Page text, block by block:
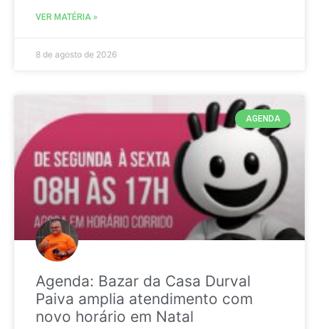
VER MATÉRIA »
8 de agosto de 2026
AGENDA
Agenda: Bazar da Casa Durval
Paiva amplia atendimento com
novo horário em Natal